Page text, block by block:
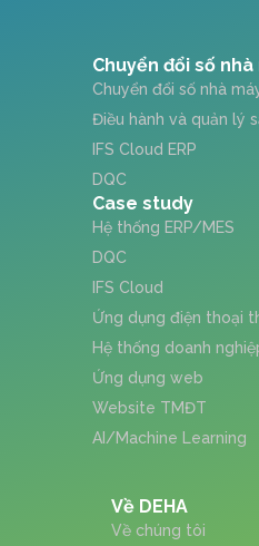
Chuyển đổi số nhà
Chuyển đổi số nhà
Điều hành và quản lý
IFS Cloud ERP
DQC
Case study
Hệ thống ERP/MES
DQC
IFS Cloud
Ứng dụng điện thoại
Hệ thống doanh
Ứng dụng web
Website TMĐT
AI/Machine Learning
Về DEHA
Về chúng tôi